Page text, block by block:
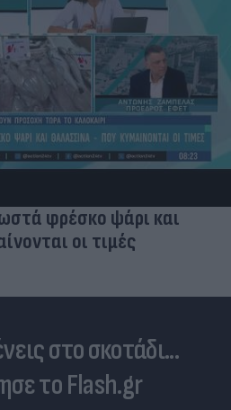
φρέσκο ψάρι και
οι τιμές
στο σκοτάδι...
το Flash.gr